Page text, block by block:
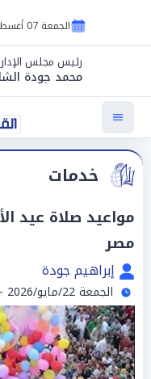
الجمعة 07 أغسطس 2026
رئيس مجلس
محمد جودة
خدمات
مصر
إبراهيم جودة
الجمعة 22/مايو/2026 - 05:51 م